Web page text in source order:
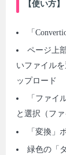
【使い方】
「
ページ上
いファイル
ップロード
「ファイ
と選択（フ
「変換」
緑色の「